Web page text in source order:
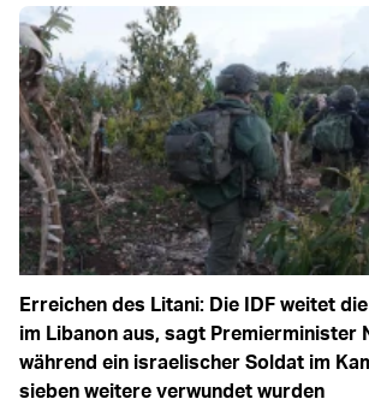
Erreichen des Litani: Die IDF weitet
im Libanon aus, sagt Premierminister
während ein israelischer Soldat im
sieben weitere verwundet wurden